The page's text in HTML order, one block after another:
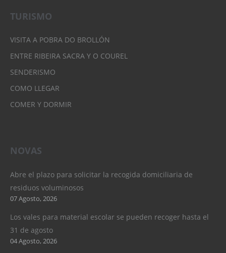
TURISMO
VISITA A POBRA DO BROLLÓN
ENTRE RIBEIRA SACRA Y O COUREL
SENDERISMO
COMO LLEGAR
COMER Y DORMIR
NOVAS
Abre el plazo para solicitar la recogida domiciliaria de
residuos voluminosos
07 Agosto, 2026
Los vales para material escolar se pueden recoger hasta el
31 de agosto
04 Agosto, 2026